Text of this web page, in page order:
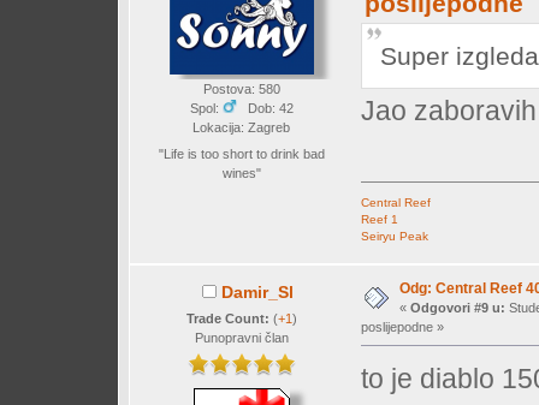
Postova: 580
Spol:
Dob: 42
Lokacija: Zagreb
"Life is too short to drink bad
wines"
Super
Jao
Central Reef
Reef 1
Seiryu Peak
Damir_Sl
Trade Count: (+1)
Punopravni član
Odg: Central Reef
« Odgovori #9 u:
poslijepodne »
to je diablo